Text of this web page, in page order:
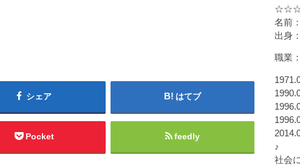
シェア はてブ
Pocket feedly
☆☆☆
名前
出身
職業
♪
社会